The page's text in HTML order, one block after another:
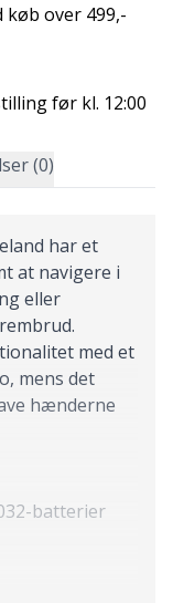
over 499,-
før kl. 12:00
(0)
har et
at navigere i
eller
med et
mens det
hænderne
batterier